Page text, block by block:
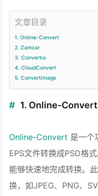
文章目录
1. Online-Convert
2. Zamzar
3. Convertio
4. CloudConvert
5. Convertimage
1. Online-Convert
Online-Convert 是一个
EPS文件转换成PSD格
能够快速地完成转换。
换，如JPEG、PNG、